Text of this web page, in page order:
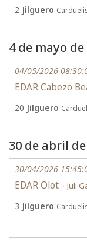
2 Jilguero
4 de mayo de
04/05/2026
EDAR Cabezo
20 Jilguero
30 de abril
30/04/2026
EDAR Olot - Juli
3 Jilguero